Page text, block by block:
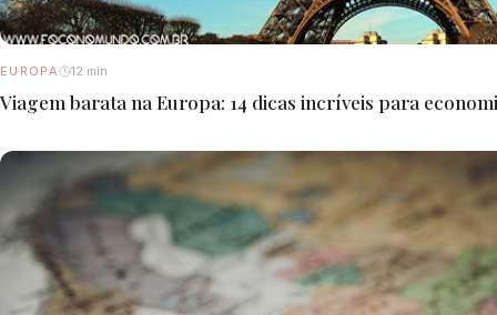
EUROPA 12 min
Viagem barata na Europa: 14 dicas incríveis para